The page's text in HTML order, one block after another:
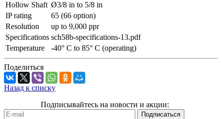
Hollow Shaft Ø3/8 in to 5/8 in
IP rating
65 (66 option)
Resolution
up to 9,000 ppr
Specifications sch58b-specifications-13.pdf
Temperature
-40° C to 85° C (operating)
Поделиться
Назад к списку
Подписывайтесь на новости и акции: